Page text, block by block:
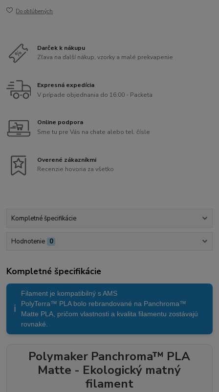
Do obľúbených
Darček k nákupu
Zľava na ďalší nákup, vzorky a malé prekvapenie
Expresná expedícia
V prípade objednania do 16:00 - Packeta
Online podpora
Sme tu pre Vás na chate alebo tel. čísle
Overené zákazníkmi
Recenzie hovoria za všetko
Kompletné špecifikácie
Hodnotenie 0
Kompletné špecifikácie
ℹ️
Filament je kompatibilný s AMS
PolyTerra™ PLA bolo rebrandované na Panchroma™
Matte PLA, pričom vlastnosti a kvalita filamentu zostávajú
rovnaké.
Polymaker Panchroma™ PLA
Matte - Ekologický matný
filament